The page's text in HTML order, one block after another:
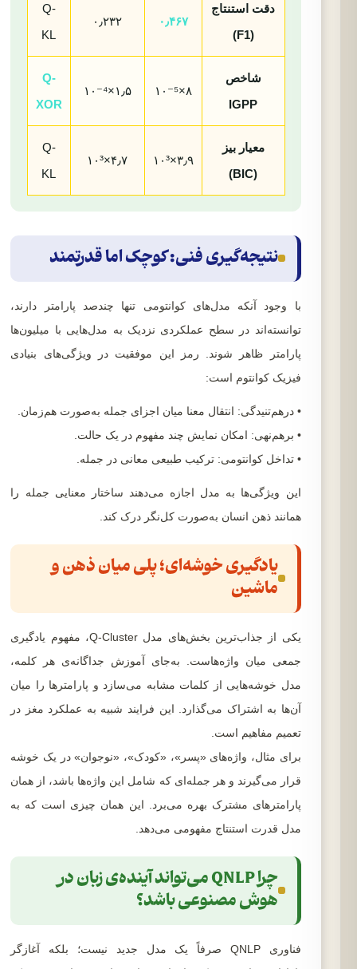
دقت استنتاج
(F1)
۰٫۴۶۷ ۰٫۲۳۲
Q-
KL
شاخص
IGPP
۸×۱۰⁻⁵ ۱٫۵×۱۰⁻⁴
Q-
XOR
معیار بیز
(BIC)
۳٫۹×۱۰³ ۴٫۷×۱۰³
Q-
KL
نتیجه‌گیری فنی: کوچک اما قدرتمند
با وجود آنکه مدل‌های کوانتومی تنها چندصد پارامتر دارند،
توانسته‌اند در سطح عملکردی نزدیک به مدل‌هایی با میلیون‌ها
پارامتر ظاهر شوند. رمز این موفقیت در ویژگی‌های بنیادی
فیزیک کوانتوم است:
• درهم‌تنیدگی: انتقال معنا میان اجزای جمله به‌صورت هم‌زمان.
• برهم‌نهی: امکان نمایش چند مفهوم در یک حالت.
• تداخل کوانتومی: ترکیب طبیعی معانی در جمله.
این ویژگی‌ها به مدل اجازه می‌دهند ساختار معنایی جمله را
همانند ذهن انسان به‌صورت کل‌نگر درک کند.
یادگیری خوشه‌ای؛ پلی میان ذهن و
ماشین
یکی از جذاب‌ترین بخش‌های مدل Q-Cluster، مفهوم یادگیری
جمعی میان واژه‌هاست. به‌جای آموزش جداگانه‌ی هر کلمه،
مدل خوشه‌هایی از کلمات مشابه می‌سازد و پارامترها را میان
آن‌ها به اشتراک می‌گذارد. این فرایند شبیه به عملکرد مغز در
تعمیم مفاهیم است.
برای مثال، واژه‌های «پسر»، «کودک»، «نوجوان» در یک خوشه
قرار می‌گیرند و هر جمله‌ای که شامل این واژه‌ها باشد، از همان
پارامترهای مشترک بهره می‌برد. این همان چیزی است که به
مدل قدرت استنتاج مفهومی می‌دهد.
چرا QNLP می‌تواند آینده‌ی زبان در
هوش مصنوعی باشد؟
فناوری QNLP صرفاً یک مدل جدید نیست؛ بلکه آغازگر